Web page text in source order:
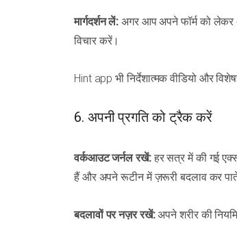
मार्गदर्शन लें: अगर आप अपने फॉर्म को लेकर
विचार करें।
Hint app भी निर्देशात्मक वीडियो और
6. अपनी प्रगति को ट्रैक करें
वर्कआउट जर्नल रखें:हर सत्र में की गई
हैं और अपने रूटीन में ज़रूरी बदलाव कर
बदलावों पर नज़र रखें:अपने शरीर की